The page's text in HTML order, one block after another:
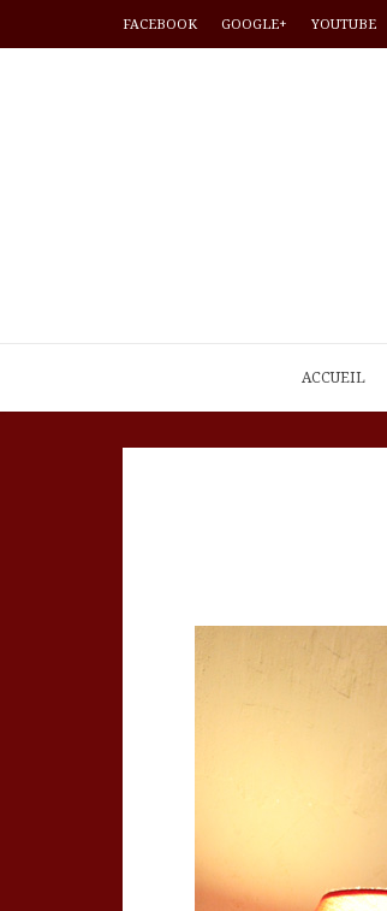
FACEBOOK GOOGLE+ YOUTUBE
ACCUEIL